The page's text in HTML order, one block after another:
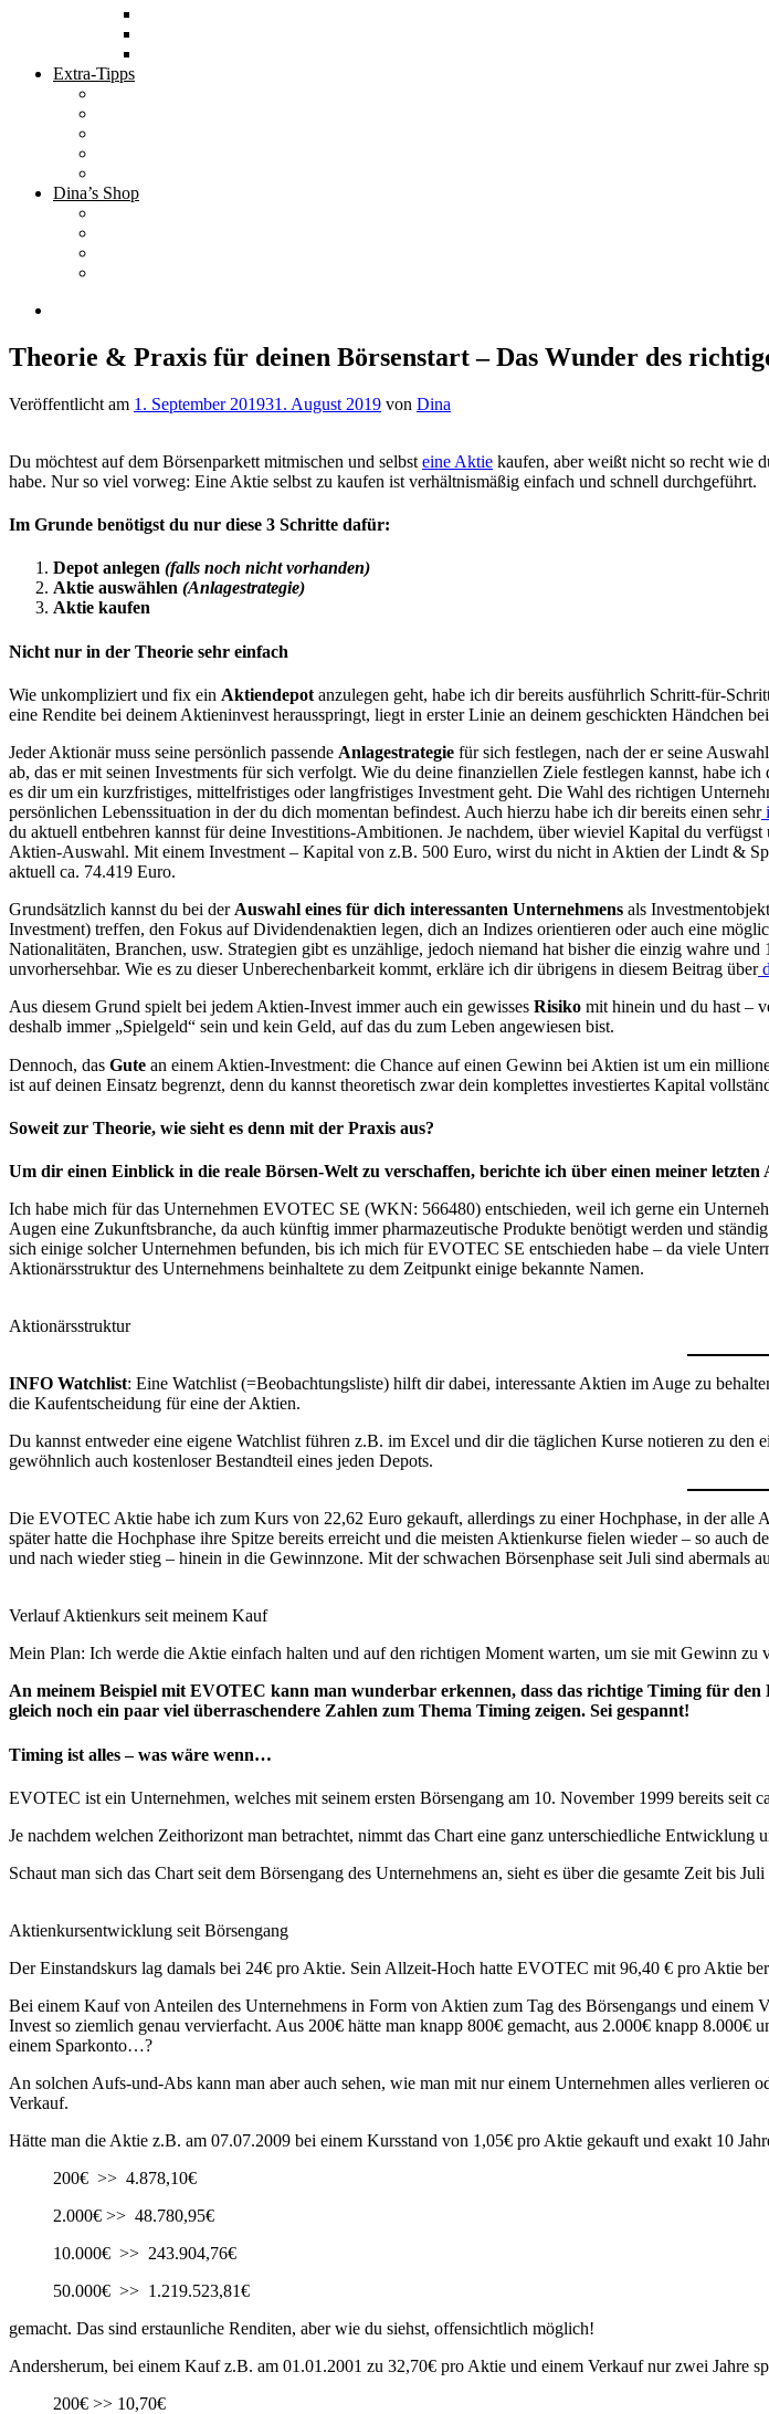
Extra-Tipps
Dina’s Shop
Theorie & Praxis für deinen Börsenstart – Das Wunder des
Veröffentlicht am 1. September 201931. August 2019 von Dina
Du möchtest auf dem Börsenparkett mitmischen und selbst eine Aktie kaufen, aber weißt nicht so recht wie
habe. Nur so viel vorweg: Eine Aktie selbst zu kaufen ist verhältnismäßig einfach und schnell durchgeführt.
Im Grunde benötigst du nur diese 3 Schritte dafür:
Depot anlegen (falls noch nicht vorhanden)
Aktie auswählen (Anlagestrategie)
Aktie kaufen
Nicht nur in der Theorie sehr einfach
Wie unkompliziert und fix ein Aktiendepot anzulegen geht, habe ich dir bereits ausführlich Schritt-für-
eine Rendite bei deinem Aktieninvest herausspringt, liegt in erster Linie an deinem geschickten Händchen
Jeder Aktionär muss seine persönlich passende Anlagestrategie für sich festlegen, nach der er seine
ab, das er mit seinen Investments für sich verfolgt. Wie du deine finanziellen Ziele festlegen kannst, habe
es dir um ein kurzfristiges, mittelfristiges oder langfristiges Investment geht. Die Wahl des richtigen
persönlichen Lebenssituation in der du dich momentan befindest. Auch hierzu habe ich dir bereits einen sehr
du aktuell entbehren kannst für deine Investitions-Ambitionen. Je nachdem, über wieviel Kapital du
Aktien-Auswahl. Mit einem Investment – Kapital von z.B. 500 Euro, wirst du nicht in Aktien der Lindt &
aktuell ca. 74.419 Euro.
Grundsätzlich kannst du bei der Auswahl eines für dich interessanten Unternehmens als
Investment) treffen, den Fokus auf Dividendenaktien legen, dich an Indizes orientieren oder auch eine
Nationalitäten, Branchen, usw. Strategien gibt es unzählige, jedoch niemand hat bisher die einzig wahre
unvorhersehbar. Wie es zu dieser Unberechenbarkeit kommt, erkläre ich dir übrigens in diesem Beitrag über
Aus diesem Grund spielt bei jedem Aktien-Invest immer auch ein gewisses Risiko mit hinein und du hast –
deshalb immer „Spielgeld“ sein und kein Geld, auf das du zum Leben angewiesen bist.
Dennoch, das Gute an einem Aktien-Investment: die Chance auf einen Gewinn bei Aktien ist um ein
ist auf deinen Einsatz begrenzt, denn du kannst theoretisch zwar dein komplettes investiertes Kapital
Soweit zur Theorie, wie sieht es denn mit der Praxis aus?
Um dir einen Einblick in die reale Börsen-Welt zu verschaffen, berichte ich über einen meiner
Ich habe mich für das Unternehmen EVOTEC SE (WKN: 566480) entschieden, weil ich gerne ein
Augen eine Zukunftsbranche, da auch künftig immer pharmazeutische Produkte benötigt werden und
sich einige solcher Unternehmen befunden, bis ich mich für EVOTEC SE entschieden habe – da viele
Aktionärsstruktur des Unternehmens beinhaltete zu dem Zeitpunkt einige bekannte Namen.
Aktionärsstruktur
INFO Watchlist: Eine Watchlist (=Beobachtungsliste) hilft dir dabei, interessante Aktien im Auge zu
die Kaufentscheidung für eine der Aktien.
Du kannst entweder eine eigene Watchlist führen z.B. im Excel und dir die täglichen Kurse notieren zu
gewöhnlich auch kostenloser Bestandteil eines jeden Depots.
Die EVOTEC Aktie habe ich zum Kurs von 22,62 Euro gekauft, allerdings zu einer Hochphase, in der
später hatte die Hochphase ihre Spitze bereits erreicht und die meisten Aktienkurse fielen wieder – so
und nach wieder stieg – hinein in die Gewinnzone. Mit der schwachen Börsenphase seit Juli sind
Verlauf Aktienkurs seit meinem Kauf
Mein Plan: Ich werde die Aktie einfach halten und auf den richtigen Moment warten, um sie mit Gewinn
An meinem Beispiel mit EVOTEC kann man wunderbar erkennen, dass das richtige Timing für
gleich noch ein paar viel überraschendere Zahlen zum Thema Timing zeigen. Sei gespannt!
Timing ist alles – was wäre wenn…
EVOTEC ist ein Unternehmen, welches mit seinem ersten Börsengang am 10. November 1999 bereits seit
Je nachdem welchen Zeithorizont man betrachtet, nimmt das Chart eine ganz unterschiedliche Entwicklung
Schaut man sich das Chart seit dem Börsengang des Unternehmens an, sieht es über die gesamte Zeit bis
Aktienkursentwicklung seit Börsengang
Der Einstandskurs lag damals bei 24€ pro Aktie. Sein Allzeit-Hoch hatte EVOTEC mit 96,40 € pro Aktie
Bei einem Kauf von Anteilen des Unternehmens in Form von Aktien zum Tag des Börsengangs und
Invest so ziemlich genau vervierfacht. Aus 200€ hätte man knapp 800€ gemacht, aus 2.000€ knapp
einem Sparkonto…?
An solchen Aufs-und-Abs kann man aber auch sehen, wie man mit nur einem Unternehmen alles
Verkauf.
Hätte man die Aktie z.B. am 07.07.2009 bei einem Kursstand von 1,05€ pro Aktie gekauft und exakt 10
200€ >> 4.878,10€
2.000€ >> 48.780,95€
10.000€ >> 243.904,76€
50.000€ >> 1.219.523,81€
gemacht. Das sind erstaunliche Renditen, aber wie du siehst, offensichtlich möglich!
Andersherum, bei einem Kauf z.B. am 01.01.2001 zu 32,70€ pro Aktie und einem Verkauf nur zwei Jahre
200€ >> 10,70€